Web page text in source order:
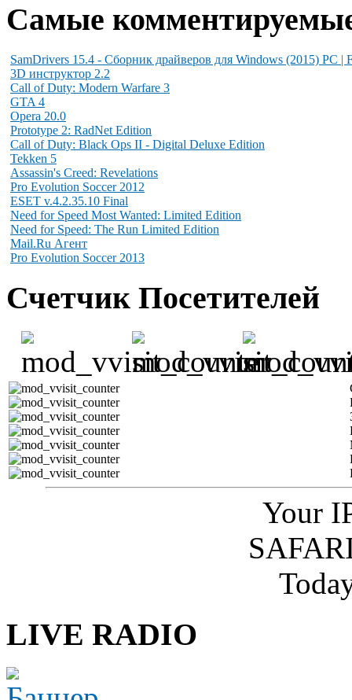
Самые
SamDrivers 15.4 - Сборник драйверов для Windows (2015) PC |
3D инструктор 2.2
Call of Duty: Modern Warfare 3
GTA 4
Opera 20.0
Prototype 2: RadNet Edition
Call of Duty: Black Ops II - Digital Deluxe Edition
Tekken 5
Assassin's Creed: Revelations
Pro Evolution Soccer 2012
ESET v.4.2.35.10 Final
Need for Speed Most Wanted: Limited Edition
Need for Speed: The Run Limited Edition
Mail.Ru Агент
Pro Evolution Soccer 2013
Счетчик Посетителей
Your
LIVE RADIO